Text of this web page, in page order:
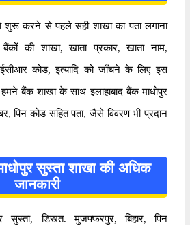
शुरू करने से पहले सही शाखा का पता लगाना
की शाखा, खाता प्रकार, खाता नाम,
कोड, इत्यादि को जाँचने के लिए इस
बैंक शाखा के साथ इलाहाबाद बैंक माधोपुर
पिन कोड सहित पता, जैसे विवरण भी प्रदान
सुस्ता शाखा की अधिक
जानकारी
सुस्ता, डिस्त्त. मुजफ्फरपुर, बिहार, पिन